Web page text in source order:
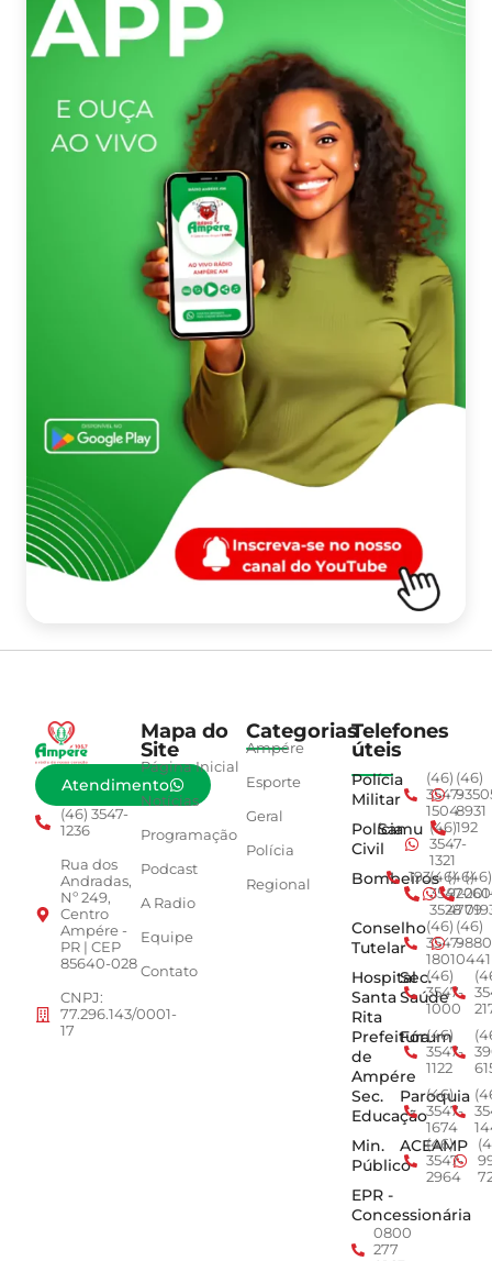
Atendimento
(46) 3547-
1236
Rua dos
Andradas,
Nº 249,
Centro
Ampére -
PR | CEP
85640-028
CNPJ:
77.296.143/0001-
17
Mapa do
Site
Página Inicial
Notícias
Programação
Podcast
A Radio
Equipe
Contato
Categorias
Ampére
Esporte
Geral
Polícia
Regional
Telefones
úteis
Polícia
Militar
(46)
3547-
1504
(46)
8931
Polícia
Civil
Samu (46)
3547-
1321
192
Bombeiros
193(46)
3547-
3528
(46)
4779
(46)
Conselho
Tutelar
(46)
3547-
1801
(46)
0441
Hospital
Santa
Rita
Sec.
Saúde
(46)
3547-
1000
Prefeitura
de
Ampére
Fórum
(46)
3547-
1122
Sec.
Educação
Paroquia
(46)
3547-
1674
Min.
Público
ACEAMP
(46)
3547-
2964
EPR -
Concessionária
0800
277